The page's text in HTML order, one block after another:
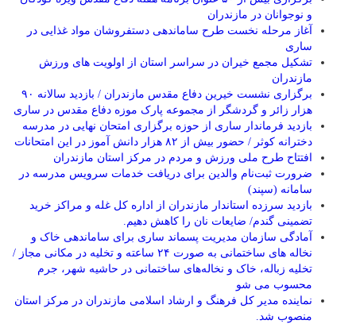
و نوجوانان در مازندران
آغاز مرحله نخست طرح ساماندهی دستفروشان مواد غذایی در
ساری
تشکیل مجمع خیران در سراسر استان از اولویت های ورزش
مازندران
برگزاری نشست خیرین دفاع مقدس مازندران / بازدید سالانه ۹۰
هزار زائر و گردشگر از مجموعه پارک موزه دفاع مقدس در ساری
بازدید فرماندار ساری از حوزه برگزاری امتحان نهایی در مدرسه
دخترانه کوثر / حضور بیش از ۸۲ هزار دانش آموز در این امتحانات
افتتاح طرح ملی ورزش و مردم در مرکز استان مازندران
ضرورت ثبت‌نام والدین برای دریافت خدمات سرویس مدرسه در
سامانه (سپند)
بازدید سرزده استاندار مازندران از اداره کل غله و مراکز خرید
تضمینی گندم/ ضایعات نان را کاهش دهیم.
آمادگی سازمان مدیریت پسماند ساری برای ساماندهی خاک و
نخاله های ساختمانی به صورت ۲۴ ساعته و تخلیه در مکانی مجاز /
تخلیه زباله، خاک و نخاله‌های ساختمانی در حاشیه شهر، جرم
محسوب می شو
نماینده مدیر کل فرهنگ و ارشاد اسلامی مازندران در مرکز استان
منصوب شد.